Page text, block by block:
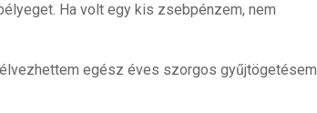
Ha volt egy kis zsebpénzem, nem
egész éves szorgos gyűjtögetésem